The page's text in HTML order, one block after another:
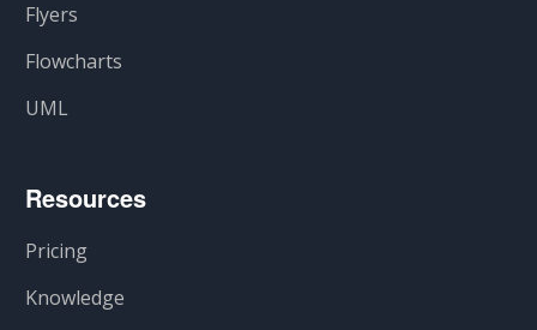
Flyers
Flowcharts
UML
Resources
Pricing
Knowledge